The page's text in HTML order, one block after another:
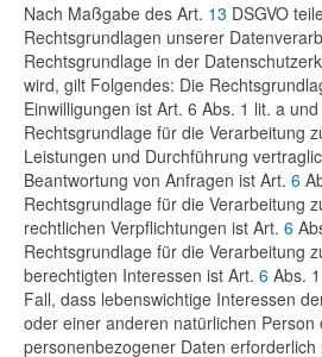
Nach Maßgabe des Art. 13 DSGVO
Rechtsgrundlagen unserer
Rechtsgrundlage in der
wird, gilt Folgendes: Die
Einwilligungen ist Art. 6 Abs. 1 lit. a und
Rechtsgrundlage für die Verarbeitung
Leistungen und Durchführung
Beantwortung von Anfragen ist Art. 6
Rechtsgrundlage für die Verarbeitung
rechtlichen Verpflichtungen ist Art. 6
Rechtsgrundlage für die Verarbeitung
berechtigten Interessen ist Art. 6 Abs.
Fall, dass lebenswichtige Interessen
oder einer anderen natürlichen Person
personenbezogener Daten erforderlich